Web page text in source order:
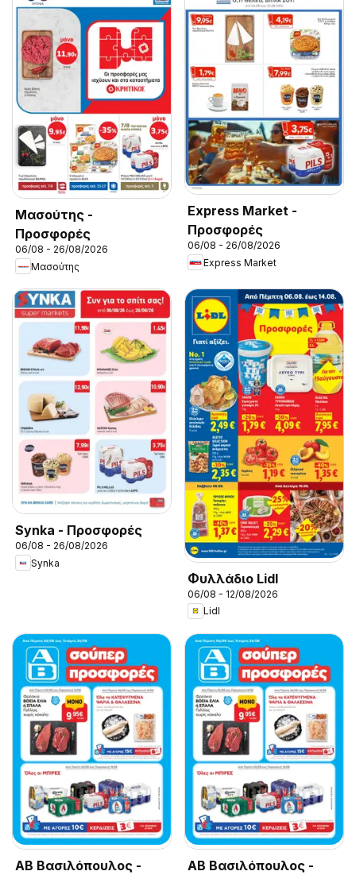
Μασούτης -
Προσφορές
06/08 - 26/08/2026
Μασούτης
Express Market -
Προσφορές
06/08 - 26/08/2026
Express Market
Synka - Προσφορές
06/08 - 26/08/2026
Synka
Φυλλάδιο Lidl
06/08 - 12/08/2026
Lidl
ΑΒ Βασιλόπουλος - ΑΒ Βασιλόπουλος -